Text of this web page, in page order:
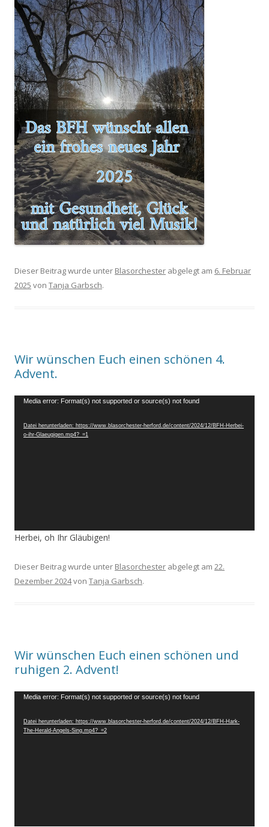
Dieser Beitrag wurde unter Blasorchester abgelegt am 6. Februar
2025 von Tanja Garbsch.
Wir wünschen Euch einen schönen 4.
Advent.
Video-
Media error: Format(s) not supported or source(s) not found
Datei herunterladen: https://www.blasorchester-herford.de/content/2024/12/BFH-Herbei-
o-ihr-Glaeugigen.mp4?_=1
Herbei, oh Ihr Gläubigen!
Dieser Beitrag wurde unter Blasorchester abgelegt am 22.
Dezember 2024von Tanja Garbsch.
Wir wünschen Euch einen schönen und
ruhigen 2. Advent!
Video-
Media error: Format(s) not supported or source(s) not found
Datei herunterladen: https://www.blasorchester-herford.de/content/2024/12/BFH-Hark-
The-Herald-Angels-Sing.mp4?_=2